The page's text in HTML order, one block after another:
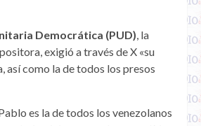
Democrática (PUD), la
exigió a través de X «su
así como la de todos los presos
es la de todos los venezolanos